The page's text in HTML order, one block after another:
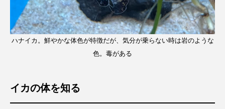
ハナイカ。鮮やかな体色が特徴だが、気分が乗らない時は岩のような
色。毒がある
イカの体を知る